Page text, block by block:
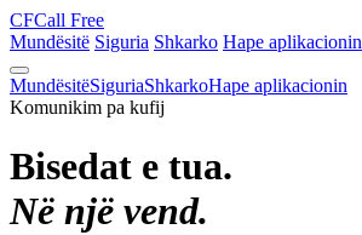
CFCall Free
Mundësitë Siguria Shkarko Hape aplikacionin
MundësitëSiguriaShkarkoHape aplikacionin
Komunikim pa kufij
Bisedat e tua.
Në një vend.